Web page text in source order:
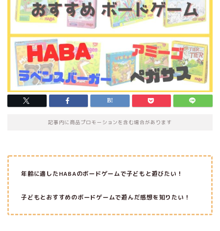
記事内に商品プロモーションを含む場合があります
年齢に適したHABAのボードゲームで子どもと遊びたい！
子どもとおすすめのボードゲームで遊んだ感想を知りたい！